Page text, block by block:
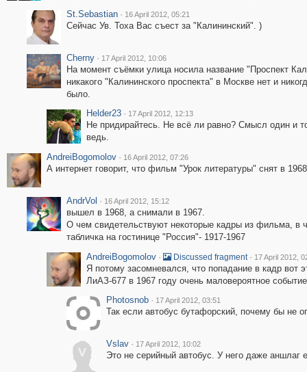
St.Sebastian · 16 April 2012, 05:21
Сейчас Ув. Toxa Вас съест за "Калининский". )
Cherny · 17 April 2012, 10:06
На момент съёмки улица носила название "Проспект
никакого "Калининского проспекта" в Москве нет и
было.
Helder23 · 17 April 2012, 12:13
Не придирайтесь. Не всё ли равно? Смысл один и
ведь.
AndreiBogomolov · 16 April 2012, 07:26
А интернет говорит, что фильм "Урок литературы" снят в
AndrVol · 16 April 2012, 15:12
вышел в 1968, а снимали в 1967.
О чем свидетельствуют некоторые кадры из фильма, в
табличка на гостинице "Россия"- 1917-1967
AndreiBogomolov · Discussed fragment · 17 April 2012,
Я потому засомневался, что попадание в кадр вот
ЛиАЗ-677 в 1967 году очень маловероятное
Photosnob · 17 April 2012, 03:51
Так если автобус бутафорский, почему бы не
V
Vslav · 17 April 2012, 10:02
Это не серийный автобус. У него даже аншлаг